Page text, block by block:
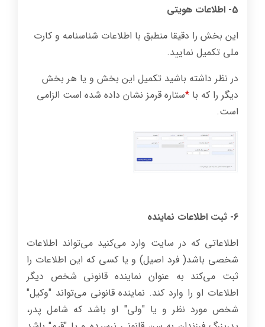
5- اطلاعات هویتی
این بخش را دقیقا منطبق با اطلاعات شناسنامه و کارت
ملی تکمیل نمایید.
در نظر داشته باشید تکمیل این بخش و یا هر بخش
دیگر را که با *ستاره قرمز نشان داده شده است الزامی
است.
6- ثبت اطلاعات نماینده
اطلاعاتی که در سایت وارد می‌کنید می‌تواند اطلاعات
شخصی باشد( فرد اصیل) و یا کسی که این اطلاعات را
ثبت می‌کند به عنوان نماینده قانونی شخص دیگر
اطلاعات او را وارد کند. نماینده قانونی می‌تواند "وکیل"
شخص مورد نظر و یا "ولی" او باشد که شامل پدر،